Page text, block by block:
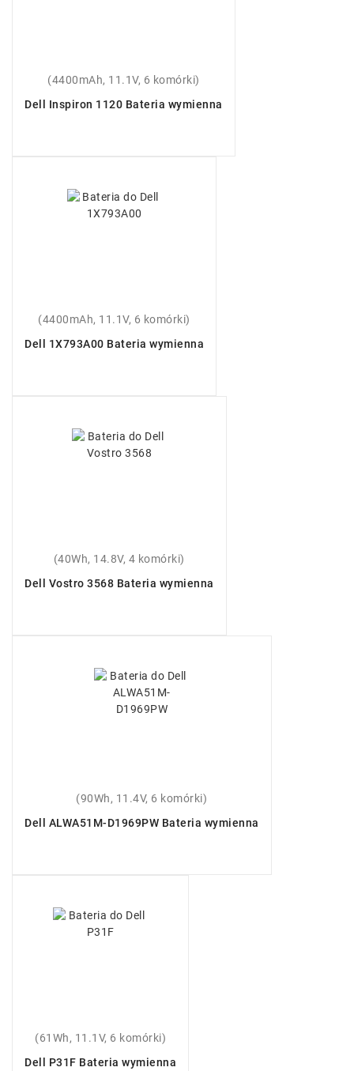
(4400mAh, 11.1V, 6 komórki)
Dell Inspiron 1120 Bateria wymienna
(4400mAh, 11.1V, 6 komórki)
Dell 1X793A00 Bateria wymienna
(40Wh, 14.8V, 4 komórki)
Dell Vostro 3568 Bateria wymienna
(90Wh, 11.4V, 6 komórki)
Dell ALWA51M-D1969PW Bateria wymienna
(61Wh, 11.1V, 6 komórki)
Dell P31F Bateria wymienna